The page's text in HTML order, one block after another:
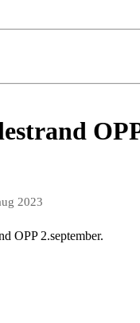
2023
OPP 2.september.